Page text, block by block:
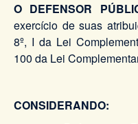
O DEFENSOR
exercício de suas
8º, I da Lei
100 da Lei
CONSIDERANDO: